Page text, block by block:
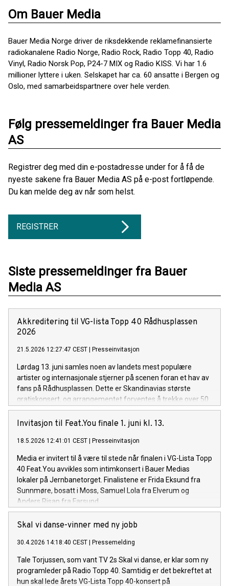
Om Bauer Media
Bauer Media Norge driver de riksdekkende reklamefinansierte
radiokanalene Radio Norge, Radio Rock, Radio Topp 40, Radio
Vinyl, Radio Norsk Pop, P24-7 MIX og Radio KISS. Vi har 1.6
millioner lyttere i uken. Selskapet har ca. 60 ansatte i Bergen og
Oslo, med samarbeidspartnere over hele verden.
Følg pressemeldinger fra Bauer Media
AS
Registrer deg med din e-postadresse under for å få de
nyeste sakene fra Bauer Media AS på e-post fortløpende.
Du kan melde deg av når som helst.
REGISTRER
Siste pressemeldinger fra Bauer
Media AS
Akkreditering til VG-lista Topp 40 Rådhusplassen
2026
21.5.2026 12:27:47 CEST Presseinvitasjon
Lørdag 13. juni samles noen av landets mest populære
artister og internasjonale stjerner på scenen foran et hav av
fans på Rådhusplassen. Dette er Skandinavias største
gratiskonsert, og arrangementet forventes å trekke over 50
000 unge publikummere. Kvelden ledes av VG-profil Steffen
Pettersen, Topp 40 programleder Tale Torjussen og Tik Tok-
Invitasjon til Feat.You finale 1. juni kl. 13.
18.5.2026 12:41:01 CEST Presseinvitasjon
Media er invitert til å være til stede når finalen i VG-Lista Topp
40 Feat.You avvikles som intimkonsert i Bauer Medias
lokaler på Jernbanetorget. Finalistene er Frida Eksund fra
Sunnmøre, bosatt i Moss, Samuel Lola fra Elverum og
Anders Risan fra Farsund.
Skal vi danse-vinner med ny jobb
30.4.2026 14:18:40 CEST Pressemelding
Tale Torjussen, som vant TV 2s Skal vi danse, er klar som ny
programleder på Radio Topp 40. Samtidig er det bekreftet at
hun skal lede årets VG-Lista Topp 40-konsert på